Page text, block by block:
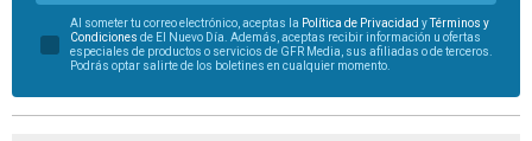
Al someter tu correo electrónico, aceptas la Política de Privacidad yTérminos y
Condiciones de El Nuevo Día. Además, aceptas recibir información u ofertas
especiales de productos o servicios de GFR Media, sus afiliadas o de terceros.
Podrás optar salirte de los boletines en cualquier momento.